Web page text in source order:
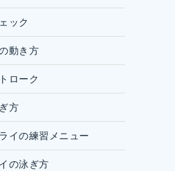
ック
動き方
ローク
方
イの練習メニュー
の泳ぎ方